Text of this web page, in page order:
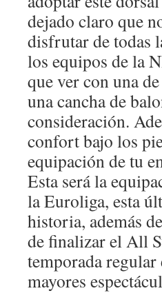
dejado claro que
disfrutar de todas
los equipos de la
que ver con una
una cancha de
consideración.
confort bajo los
equipación de tu
Esta será la
la Euroliga, esta
historia, además
de finalizar el All
temporada
mayores